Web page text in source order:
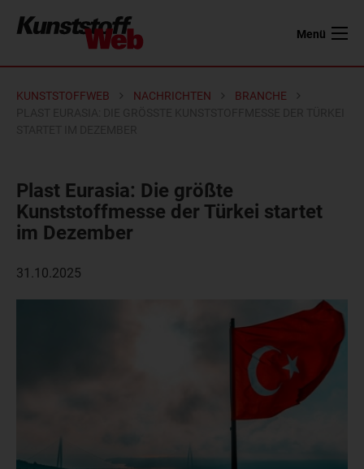
Menü
KUNSTSTOFFWEB NACHRICHTEN
BRANCHE
Plast Eurasia: Die größte
Kunststoffmesse der Türkei startet
im Dezember
31.10.2025